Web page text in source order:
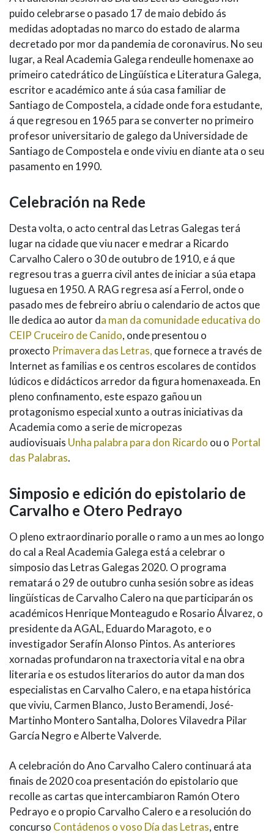
puido celebrarse o pasado 17 de maio debido ás
medidas adoptadas no marco do estado de alarma
decretado por mor da pandemia de coronavirus. No seu
lugar, a Real Academia Galega rendeulle homenaxe ao
primeiro catedrático de Lingüística e Literatura Galega,
escritor e académico ante á súa casa familiar de
Santiago de Compostela, a cidade onde fora estudante,
á que regresou en 1965 para se converter no primeiro
profesor universitario de galego da Universidade de
Santiago de Compostela e onde viviu en diante ata o seu
pasamento en 1990.
Celebración na Rede
Desta volta, o acto central das Letras Galegas terá
lugar na cidade que viu nacer e medrar a Ricardo
Carvalho Calero o 30 de outubro de 1910, e á que
regresou tras a guerra civil antes de iniciar a súa etapa
luguesa en 1950. A RAG regresa así a Ferrol, onde o
pasado mes de febreiro abriu o calendario de actos que
lle dedica ao autor da man da comunidade educativa do
CEIP Cruceiro de Canido, onde presentou o
proxecto Primavera das Letras, que fornece a través de
Internet as familias e os centros escolares de contidos
lúdicos e didácticos arredor da figura homenaxeada. En
pleno confinamento, este espazo gañou un
protagonismo especial xunto a outras iniciativas da
Academia como a serie de micropezas
audiovisuais Unha palabra para don Ricardo ou o Portal
das Palabras.
Simposio e edición do epistolario de
Carvalho e Otero Pedrayo
O pleno extraordinario poralle o ramo a un mes ao longo
do cal a Real Academia Galega está a celebrar o
simposio das Letras Galegas 2020. O programa
rematará o 29 de outubro cunha sesión sobre as ideas
lingüísticas de Carvalho Calero na que participarán os
académicos Henrique Monteagudo e Rosario Álvarez, o
presidente da AGAL, Eduardo Maragoto, e o
investigador Serafín Alonso Pintos. As anteriores
xornadas profundaron na traxectoria vital e na obra
literaria e os estudos literarios do autor da man dos
especialistas en Carvalho Calero, e na etapa histórica
que viviu, Carmen Blanco, Justo Beramendi, José-
Martinho Montero Santalha, Dolores Vilavedra Pilar
García Negro e Alberte Valverde.
A celebración do Ano Carvalho Calero continuará ata
finais de 2020 coa presentación do epistolario que
recolle as cartas que intercambiaron Ramón Otero
Pedrayo e o propio Carvalho Calero e a resolución do
concurso Contádenos o voso Día das Letras, entre